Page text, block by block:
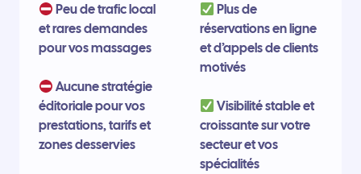
Peu de trafic local
et rares demandes
pour vos massages
Aucune stratégie
éditoriale pour vos
prestations, tarifs et
zones desservies
Plus de
réservations en ligne
et d’appels de clients
motivés
Visibilité stable et
croissante sur votre
secteur et vos
spécialités